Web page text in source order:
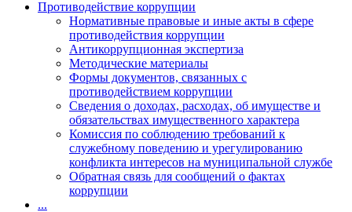
Противодействие коррупции
Нормативные правовые и иные акты в сфере
противодействия коррупции
Антикоррупционная экспертиза
Методические материалы
Формы документов, связанных с
противодействием коррупции
Сведения о доходах, расходах, об имуществе и
обязательствах имущественного характера
Комиссия по соблюдению требований к
служебному поведению и урегулированию
конфликта интересов на муниципальной службе
Обратная связь для сообщений о фактах
коррупции
...